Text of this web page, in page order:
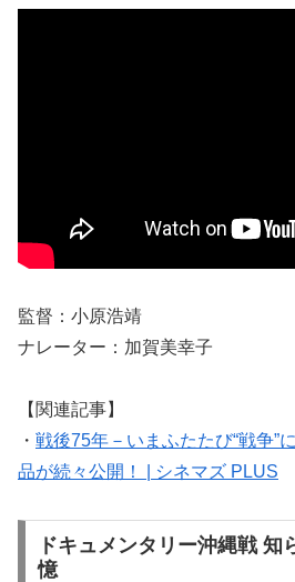
監督：小原浩靖
ナレーター：加賀美幸子
【関連記事】
・ 戦後75年－いまふたたび“戦争”
品が続々公開！ | シネマズ PLUS
ドキュメンタリー沖縄戦 知
憶